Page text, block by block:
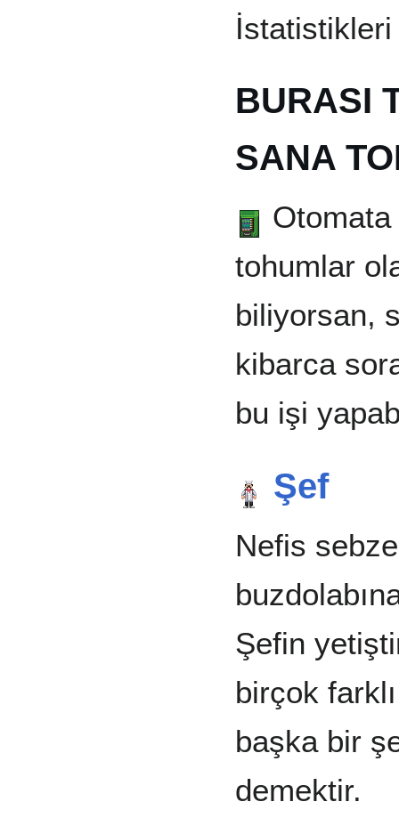
BURASI
SANA
tohumlar
biliyorsan,
kibarca
bu işi
Şef
Nefis
Şefin
birçok
başka bir
demektir.